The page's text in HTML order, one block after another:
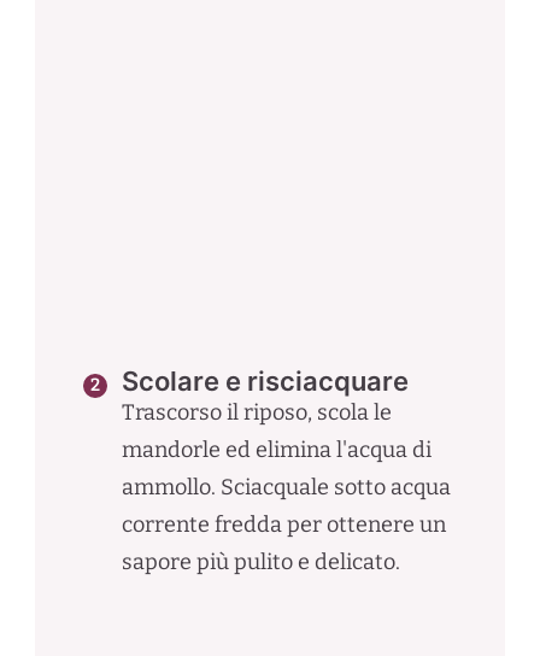
Scolare e risciacquare
Trascorso il riposo, scola le
mandorle ed elimina l'acqua di
ammollo. Sciacquale sotto acqua
corrente fredda per ottenere un
sapore più pulito e delicato.